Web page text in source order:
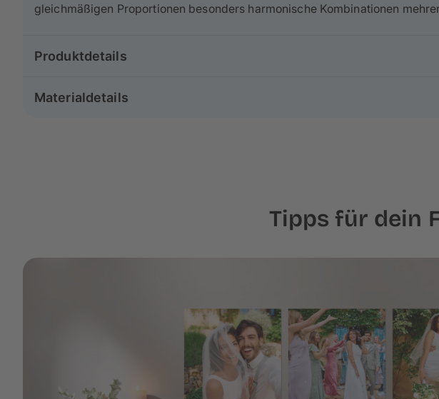
gleichmäßigen Proportionen besonders harmonische Kombinationen
Produktdetails
Gruppe: Poster & Leinwand
Materialdetails
So findest du das passende Papier für dein Format – bei Fragen beraten
Tipps für dein